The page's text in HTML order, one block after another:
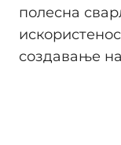
полесна
создавање